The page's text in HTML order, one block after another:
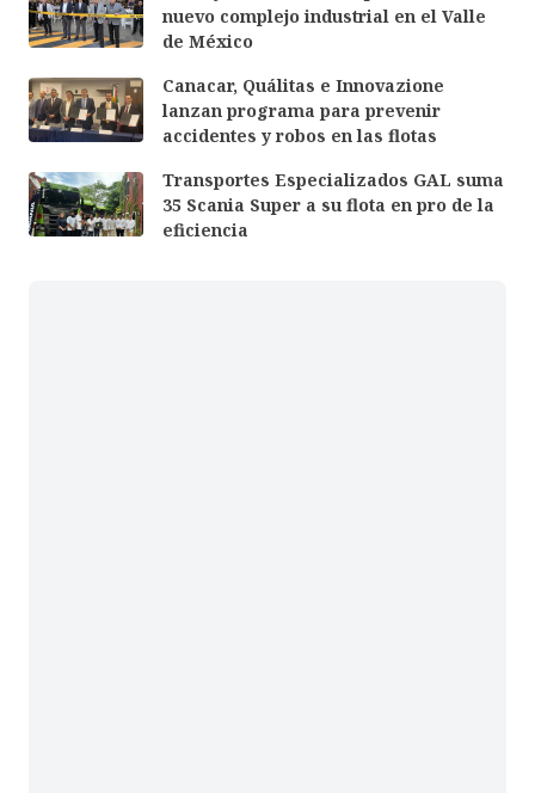
nuevo complejo industrial en el Valle
de México
Canacar, Quálitas e Innovazione
lanzan programa para prevenir
accidentes y robos en las flotas
Transportes Especializados GAL suma
35 Scania Super a su flota en pro de la
eficiencia